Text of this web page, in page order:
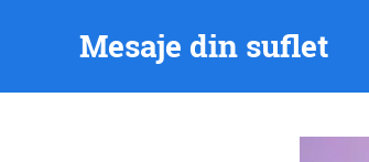
Mesaje din suflet